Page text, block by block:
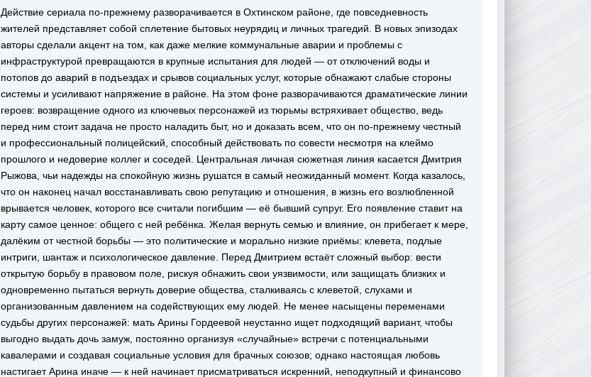
Действие сериала по-прежнему разворачивается в Охтинском районе, где повседневность
жителей представляет собой сплетение бытовых неурядиц и личных трагедий. В новых эпизодах
авторы сделали акцент на том, как даже мелкие коммунальные аварии и проблемы с
инфраструктурой превращаются в крупные испытания для людей — от отключений воды и
потопов до аварий в подъездах и срывов социальных услуг, которые обнажают слабые стороны
системы и усиливают напряжение в районе. На этом фоне разворачиваются драматические линии
героев: возвращение одного из ключевых персонажей из тюрьмы встряхивает общество, ведь
перед ним стоит задача не просто наладить быт, но и доказать всем, что он по-прежнему честный
и профессиональный полицейский, способный действовать по совести несмотря на клеймо
прошлого и недоверие коллег и соседей. Центральная личная сюжетная линия касается Дмитрия
Рыжова, чьи надежды на спокойную жизнь рушатся в самый неожиданный момент. Когда казалось,
что он наконец начал восстанавливать свою репутацию и отношения, в жизнь его возлюбленной
врывается человек, которого все считали погибшим — её бывший супруг. Его появление ставит на
карту самое ценное: общего с ней ребёнка. Желая вернуть семью и влияние, он прибегает к мере,
далёким от честной борьбы — это политические и морально низкие приёмы: клевета, подлые
интриги, шантаж и психологическое давление. Перед Дмитрием встаёт сложный выбор: вести
открытую борьбу в правовом поле, рискуя обнажить свои уязвимости, или защищать близких и
одновременно пытаться вернуть доверие общества, сталкиваясь с клеветой, слухами и
организованным давлением на содействующих ему людей. Не менее насыщены переменами
судьбы других персонажей: мать Арины Гордеевой неустанно ищет подходящий вариант, чтобы
выгодно выдать дочь замуж, постоянно организуя «случайные» встречи с потенциальными
кавалерами и создавая социальные условия для брачных союзов; однако настоящая любовь
настигает Арина иначе — к ней начинает присматриваться искренний, неподкупный и финансово